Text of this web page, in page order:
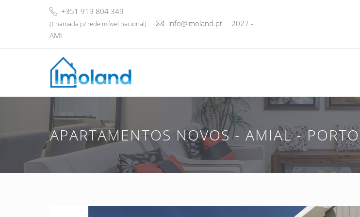
+351 919 804 349
(Chamada p/ rede móvel nacional) info@imoland.pt
2027 -
AMI
APARTAMENTOS NOVOS - AMIAL - PORTO